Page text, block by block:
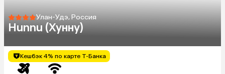
Улан-Удэ, Россия
Hunnu (Хунну)
Кешбэк 4% по карте Т-Банка